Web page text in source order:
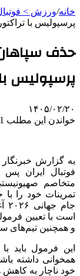
خانه/ورزش >
پرسپولیس با
حذف
پرسپولیس
۱۴۰۵/۰۲/۲۰
خواندن این مطلب 1 دقیقه زمان میبرد
به گزارش
فوتبال ایران
متخاصم
تمرینات خود را
است با تعیین
و همچنین تیم‌های
این فرمول باید
همخوانی داشته
خود ناچار به کاهش